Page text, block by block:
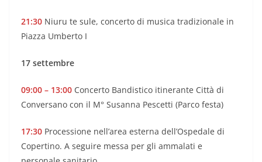
21:30 Niuru te sule, concerto di musica tradizionale in
Piazza Umberto I
17 settembre
09:00 – 13:00 Concerto Bandistico itinerante Città di
Conversano con il M° Susanna Pescetti (Parco festa)
17:30 Processione nell’area esterna dell’Ospedale di
Copertino. A seguire messa per gli ammalati e